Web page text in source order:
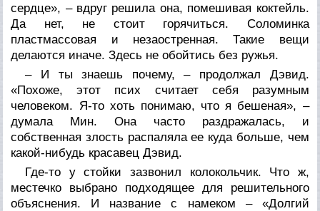
сердце», – вдруг решила она, помешивая коктейль.
Да нет, не стоит горячиться. Соломинка
пластмассовая и незаостренная. Такие вещи
делаются иначе. Здесь не обойтись без ружья.
– И ты знаешь почему, – продолжал Дэвид.
«Похоже, этот псих считает себя разумным
человеком. Я-то хоть понимаю, что я бешеная», –
думала Мин. Она часто раздражалась, и
собственная злость распаляла ее куда больше, чем
какой-нибудь красавец Дэвид.
Где-то у стойки зазвонил колокольчик. Что ж,
местечко выбрано подходящее для решительного
объяснения. И название с намеком – «Долгий